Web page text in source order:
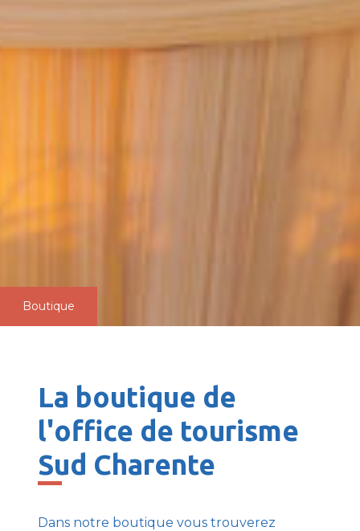
Boutique
La boutique de
l'office de tourisme
Sud Charente
Dans notre boutique vous trouverez